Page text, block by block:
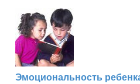
Эмоциональность